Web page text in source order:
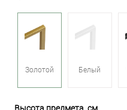
Золотой Белый
Высота предмета, см